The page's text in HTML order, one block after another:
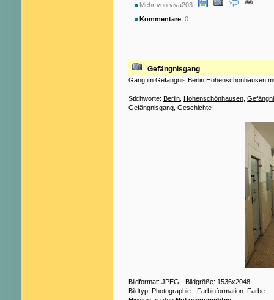
Mehr von viva203:
Kommentare: 0
Gefängnisgang
Gang im Gefängnis Berlin Hohenschönhausen
Stichworte: Berlin Hohenschönhausen
Gefängnisgang Geschichte
Bildformat: JPEG - Bildgröße: 1536x2048
Bildtyp: Photographie - Farbinformation: Farbe